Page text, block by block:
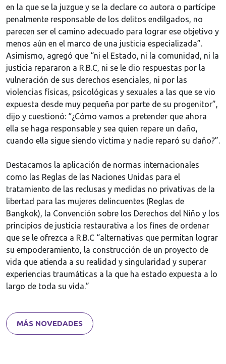
en la que se la juzgue y se la declare co autora o partícipe
penalmente responsable de los delitos endilgados, no
parecen ser el camino adecuado para lograr ese objetivo y
menos aún en el marco de una justicia especializada”.
Asimismo, agregó que “ni el Estado, ni la comunidad, ni la
justicia repararon a R.B.C, ni se le dio respuestas por la
vulneración de sus derechos esenciales, ni por las
violencias físicas, psicológicas y sexuales a las que se vio
expuesta desde muy pequeña por parte de su progenitor”,
dijo y cuestionó: “¿Cómo vamos a pretender que ahora
ella se haga responsable y sea quien repare un daño,
cuando ella sigue siendo víctima y nadie reparó su daño?”.
Destacamos la aplicación de normas internacionales
como las Reglas de las Naciones Unidas para el
tratamiento de las reclusas y medidas no privativas de la
libertad para las mujeres delincuentes (Reglas de
Bangkok), la Convención sobre los Derechos del Niño y los
principios de justicia restaurativa a los fines de ordenar
que se le ofrezca a R.B.C “alternativas que permitan lograr
su empoderamiento, la construcción de un proyecto de
vida que atienda a su realidad y singularidad y superar
experiencias traumáticas a la que ha estado expuesta a lo
largo de toda su vida.”
MÁS NOVEDADES